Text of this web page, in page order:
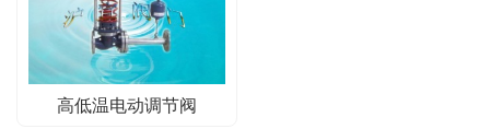
高低温电动调节阀